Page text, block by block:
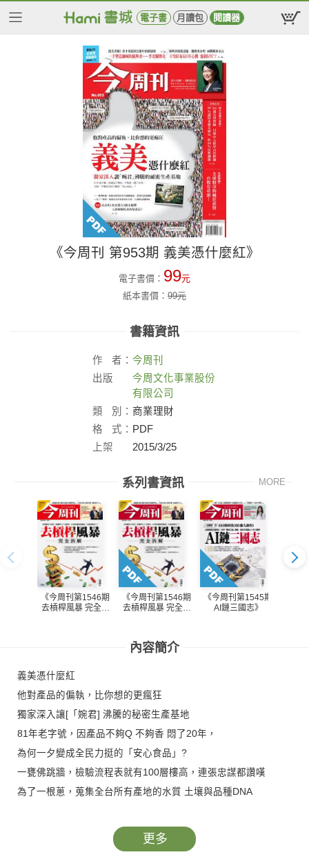
電子書 月讀包 閱讀器
《今周刊 第953期 義美憑什麼紅》
電子書價： 99元
紙本書價： 99元
書籍資訊
作 者： 今周刊
出版
今周文化事業股份
有限公司
類
別： 商業理財
格
式： PDF
上架
2015/3/25
系列書資訊 MORE
《今周刊第1546期
去槓桿風暴 完全拆
《今周刊第1546期
去槓桿風暴 完全拆
《今周刊第1545期
AI鏈三國志》
內容簡介
義美憑什麼紅
他對產品的偏執，比你想的更瘋狂
獨家深入讓[「婉君] 沸騰的秘密生產基地
81年老字號，因產品不夠Q 不夠香 悶了20年，
為何一夕變成全民力挺的「安心食品」?
一甕佛跳牆，檢驗流程表就有100層樓高，連張忠謀都讚嘆
為了一根蔥，蒐集全台所有產地的水質 土壤與品種DNA
更多